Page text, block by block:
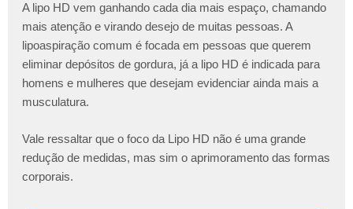
A lipo HD vem ganhando cada dia mais espaço, chamando
mais atenção e virando desejo de muitas pessoas. A
lipoaspiração comum é focada em pessoas que querem
eliminar depósitos de gordura, já a lipo HD é indicada para
homens e mulheres que desejam evidenciar ainda mais a
musculatura.
Vale ressaltar que o foco da Lipo HD não é uma grande
redução de medidas, mas sim o aprimoramento das formas
corporais.